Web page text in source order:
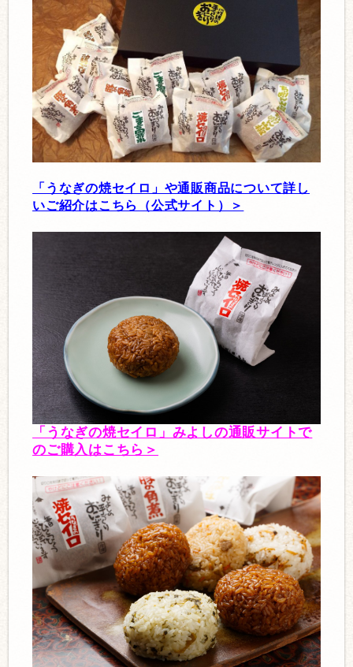
「うなぎの焼セイロ」や通販商品について詳し
いご紹介はこちら（公式サイト）＞
「うなぎの焼セイロ」みよしの通販サイトで
のご購入はこちら＞